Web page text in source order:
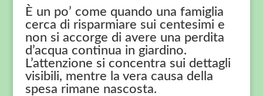
È un po’ come quando una famiglia
cerca di risparmiare sui centesimi e
non si accorge di avere una perdita
d’acqua continua in giardino.
L’attenzione si concentra sui dettagli
visibili, mentre la vera causa della
spesa rimane nascosta.